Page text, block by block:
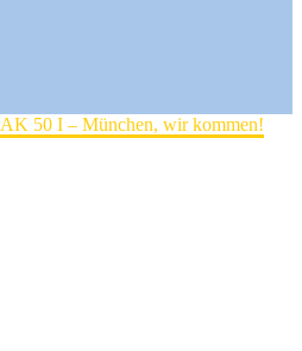
AK 50 I – München, wir kommen!